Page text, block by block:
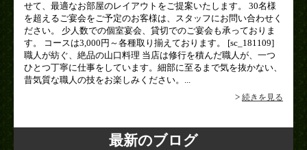
せて、最適なお部屋のレイアウトをご提案いたします。 30名様
を超えるご宴会をご予定のお客様は、スタッフにお問い合わせく
ださい。 少人数での個室宴会、貸切でのご宴会も承っておりま
す。 コースは3,000円～各種取り揃えております。 [sc_181109]
職人が紡ぐ、絶品の山口料理 当店は修行を積んだ職人が、一つ
ひとつ丁寧に仕事をしています。細部に至るまで気を抜かない、
昔気質な職人の技をお楽しみください。...
> 続きを見る
最新のブログ